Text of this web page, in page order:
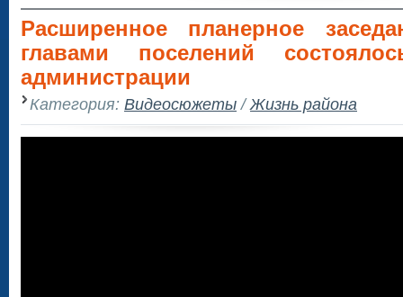
Расширенное планерное
главами поселений
администрации
Категория: Видеосюжеты/Жизнь района